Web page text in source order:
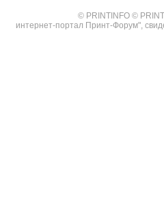
© PRINTINFO ©
интернет-портал Принт-Форум",